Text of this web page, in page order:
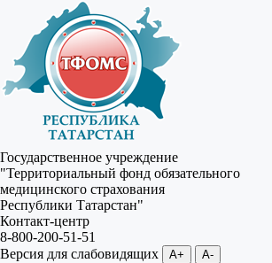
Государственное учреждение
"Территориальный фонд обязательного
медицинского страхования
Республики Татарстан"
Контакт-центр
8-800-200-51-51
Версия для слабовидящих
A+ A-